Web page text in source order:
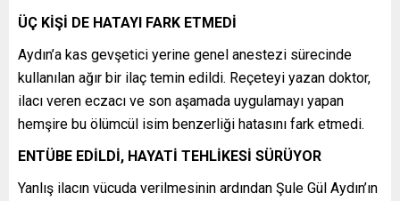
ÜÇ KİŞİ DE HATAYI FARK ETMEDİ
Aydın’a kas gevşetici yerine genel anestezi sürecinde
kullanılan ağır bir ilaç temin edildi. Reçeteyi yazan doktor,
ilacı veren eczacı ve son aşamada uygulamayı yapan
hemşire bu ölümcül isim benzerliği hatasını fark etmedi.
ENTÜBE EDİLDİ, HAYATİ TEHLİKESİ SÜRÜYOR
Yanlış ilacın vücuda verilmesinin ardından Şule Gül Aydın’ın